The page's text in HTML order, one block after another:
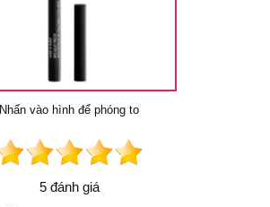
Nhấn vào hình để phóng to
5 đánh giá